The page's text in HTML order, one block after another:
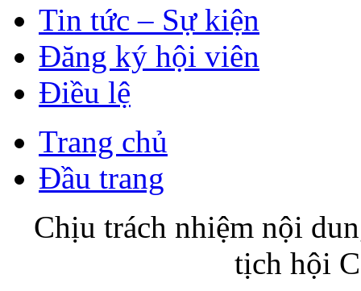
Tin tức – Sự kiện
Đăng ký hội viên
Điều lệ
Trang chủ
Đầu trang
Chịu trách nhiệm nội
tịch hội